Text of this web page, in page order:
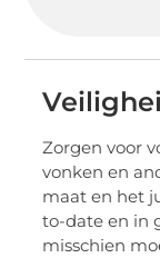
Zorgen voor
vonken en
maat en het
to-date en in
misschien